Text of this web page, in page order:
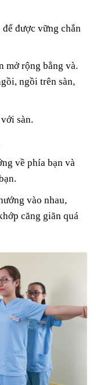
được vững chắn
mở rộng bằng và.
ngồi trên sàn,
sàn.
về phía bạn và
vào nhau,
căng giãn quá